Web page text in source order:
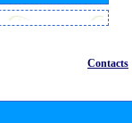
Contacts